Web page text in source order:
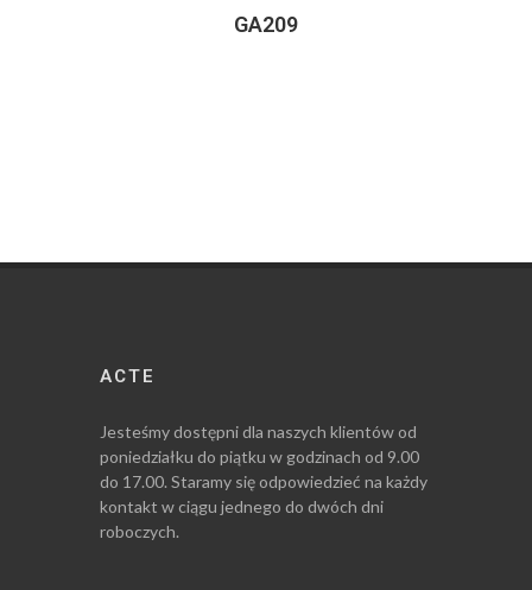
GA209
ACTE
Jesteśmy dostępni dla naszych klientów od
poniedziałku do piątku w godzinach od 9.00
do 17.00. Staramy się odpowiedzieć na każdy
kontakt w ciągu jednego do dwóch dni
roboczych.